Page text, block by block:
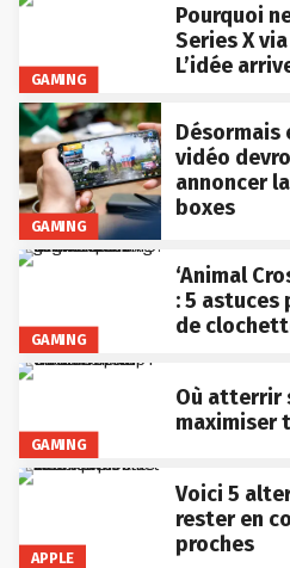
GAMING
Pourquoi
Series X
L’idée
GAMING
Désormais
vidéo
annoncer
boxes
GAMING
‘Animal
: 5 astuces
de
GAMING
Où atterrir
maximiser
APPLE
Voici 5
rester en
proches